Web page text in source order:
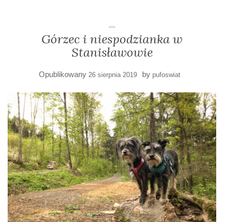
...
Górzec i niespodzianka w
Stanisławowie
Opublikowany 26 sierpnia 2019 by pufoswiat